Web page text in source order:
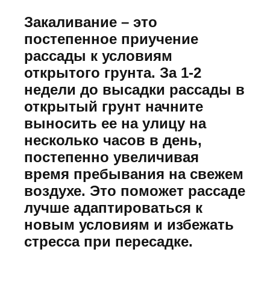
Закаливание – это
постепенное приучение
рассады к условиям
открытого грунта. За 1-2
недели до высадки рассады в
открытый грунт начните
выносить ее на улицу на
несколько часов в день,
постепенно увеличивая
время пребывания на свежем
воздухе. Это поможет рассаде
лучше адаптироваться к
новым условиям и избежать
стресса при пересадке.